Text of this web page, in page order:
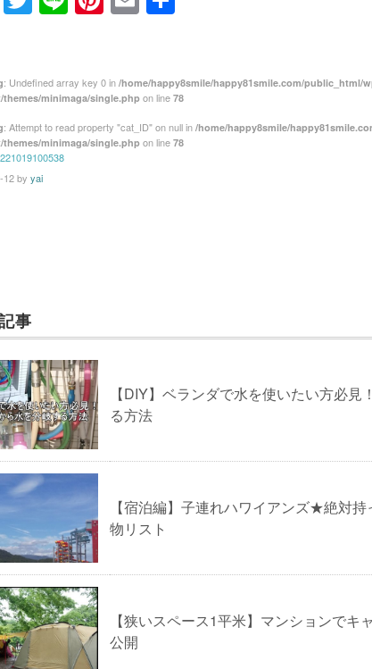
a wi
er
n nt
e
st
m
: Undefined array key 0 in /home/happy8smile/happy81smile.com/public_html/
minimaga/single.php on line 78
: Attempt to read property "cat_ID" on null in /home/happy8smile/
minimaga/single.php on line 78
12by yai
事
【DIY】ベランダで水を使いたい方必見
る方法
【宿泊編】子連れハワイアンズ★絶対
物リスト
【狭いスペース1平米】マンションでキ
公開